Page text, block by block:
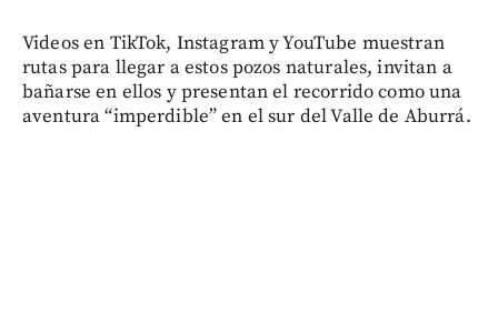
Videos en TikTok, Instagram y YouTube muestran
rutas para llegar a estos pozos naturales, invitan a
bañarse en ellos y presentan el recorrido como una
aventura “imperdible” en el sur del Valle de Aburrá.